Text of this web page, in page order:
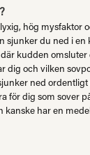
hög mysfaktor
sjunker du ned i en
kudden omsluter
dig och vilken
ned
för dig som sover
har en